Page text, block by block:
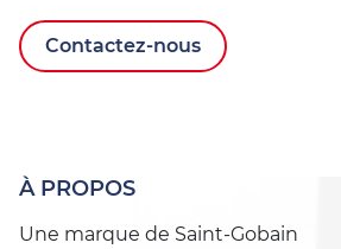
Contactez-nous
À PROPOS
Une marque de Saint-Gobain